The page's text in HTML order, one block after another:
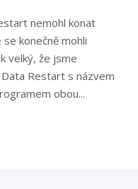
nemohl konat
konečně mohli
velký, že jsme
Restart s názvem
obou...